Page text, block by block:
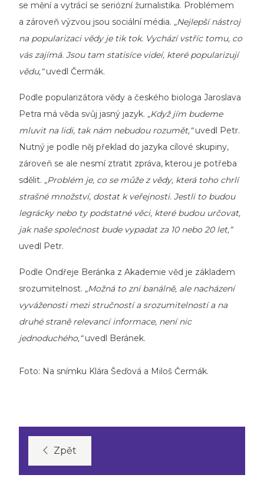
se mění a vytrácí se seriózní žurnalistika. Problémem
a zároveň výzvou jsou sociální média. „Nejlepší nástroj
na popularizaci vědy je tik tok. Vychází vstříc tomu, co
vás zajímá. Jsou tam statisíce videí, které popularizují
vědu,“uvedl Čermák.
Podle popularizátora vědy a českého biologa Jaroslava
Petra má věda svůj jasný jazyk. „Když jím budeme
mluvit na lidi, tak nám nebudou rozumět,“uvedl Petr.
Nutný je podle něj překlad do jazyka cílové skupiny,
zároveň se ale nesmí ztratit zpráva, kterou je potřeba
sdělit. „Problém je, co se může z vědy, která toho chrlí
strašné množství, dostat k veřejnosti. Jestli to budou
legrácky nebo ty podstatné věci, které budou určovat,
jak naše společnost bude vypadat za 10 nebo 20 let,“
uvedl Petr.
Podle Ondřeje Beránka z Akademie věd je základem
srozumitelnost. „Možná to zní banálně, ale nacházení
vyváženosti mezi stručností a srozumitelností a na
druhé straně relevancí informace, není nic
jednoduchého,“uvedl Beránek.
Foto: Na snímku Klára Šeďová a Miloš Čermák.
Zpět